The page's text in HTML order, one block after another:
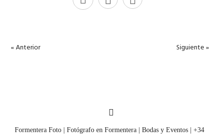
« Anterior Siguiente »
Formentera Foto | Fotógrafo en Formentera | Bodas y Eventos | +34